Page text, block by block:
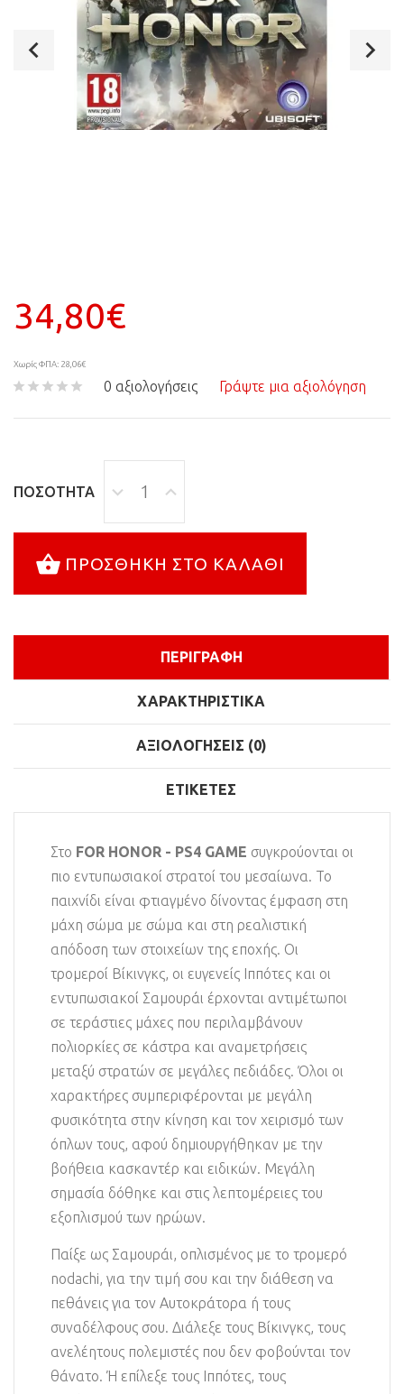
34,80€
Χωρίς ΦΠΑ: 28,06€
0 αξιολογήσεις Γράψτε μια αξιολόγηση
ΠΟΣΌΤΗΤΑ
ΠΡΟΣΘΉΚΗ ΣΤΟ ΚΑΛΆΘΙ
ΠΕΡΙΓΡΑΦΉ
ΧΑΡΑΚΤΗΡΙΣΤΙΚΆ
ΑΞΙΟΛΟΓΉΣΕΙΣ (0)
ΕΤΙΚΈΤΕΣ
Στο FOR HONOR - PS4 GAME συγκρούονται οι
πιο εντυπωσιακοί στρατοί του μεσαίωνα. Το
παιχνίδι είναι φτιαγμένο δίνοντας έμφαση στη
μάχη σώμα με σώμα και στη ρεαλιστική
απόδοση των στοιχείων της εποχής. Οι
τρομεροί Βίκινγκς, οι ευγενείς Ιππότες και οι
εντυπωσιακοί Σαμουράι έρχονται αντιμέτωποι
σε τεράστιες μάχες που περιλαμβάνουν
πολιορκίες σε κάστρα και αναμετρήσεις
μεταξύ στρατών σε μεγάλες πεδιάδες. Όλοι οι
χαρακτήρες συμπεριφέρονται με μεγάλη
φυσικότητα στην κίνηση και τον χειρισμό των
όπλων τους, αφού δημιουργήθηκαν με την
βοήθεια κασκαντέρ και ειδικών. Μεγάλη
σημασία δόθηκε και στις λεπτομέρειες του
εξοπλισμού των ηρώων.
Παίξε ως Σαμουράι, οπλισμένος με το τρομερό
nodachi, για την τιμή σου και την διάθεση να
πεθάνεις για τον Αυτοκράτορα ή τους
συναδέλφους σου. Διάλεξε τους Βίκινγκς, τους
ανελέητους πολεμιστές που δεν φοβούνται τον
θάνατο. Ή επίλεξε τους Ιππότες, τους